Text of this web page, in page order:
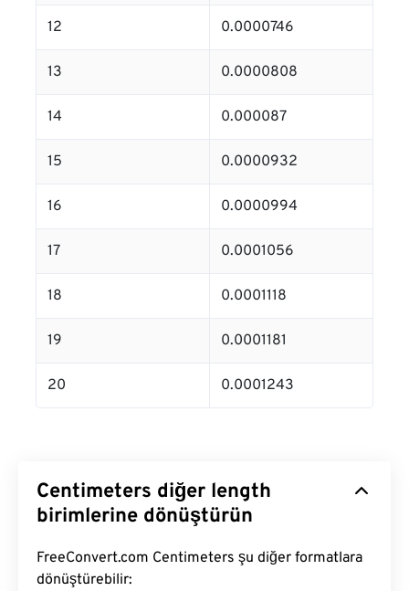
12 0.0000746
13 0.0000808
14 0.000087
15 0.0000932
16 0.0000994
17 0.0001056
18 0.0001118
19 0.0001181
20 0.0001243
Centimeters diğer length
birimlerine dönüştürün
FreeConvert.com Centimeters şu diğer formatlara
dönüştürebilir: